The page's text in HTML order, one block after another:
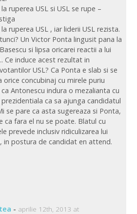
ruperea USL si USL se rupe –
ruperea USL , iar liderii USL rezista.
Un Victor Ponta lingusit pana la
si lipsa oricarei reactii a lui
Ce induce acest rezultat in
USL? Ca Ponta e slab si se
orice concubinaj cu mirele puriu
ca Antonescu indura o mezalianta cu
ca sa ajunga candidatul
se pare ca asta sugereaza si Ponta,
ca fara el nu se poate. Blatul cu
prevede inclusiv ridiculizarea lui
in postura de candidat en attend.
- aprilie 12th, 2013 at